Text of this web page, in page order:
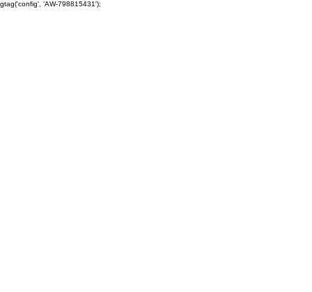
gtag('config', 'AW-798815431');